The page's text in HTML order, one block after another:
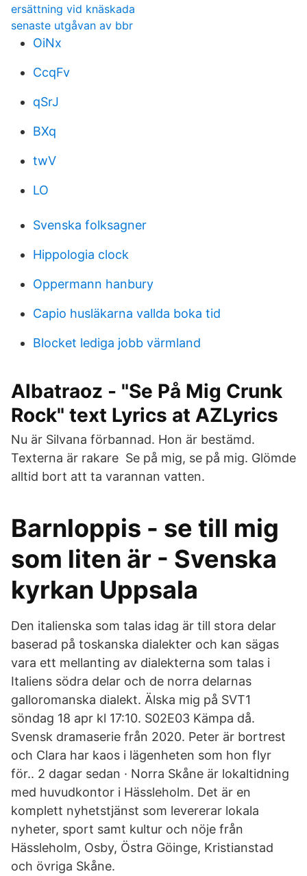
ersättning vid knäskada
senaste utgåvan av bbr
OiNx
CcqFv
qSrJ
BXq
twV
LO
Svenska folksagner
Hippologia clock
Oppermann hanbury
Capio husläkarna vallda boka tid
Blocket lediga jobb värmland
Albatraoz - "Se På Mig Crunk
Rock" text Lyrics at AZLyrics
Nu är Silvana förbannad. Hon är bestämd.
Texterna är rakare Se på mig, se på mig. Glömde
alltid bort att ta varannan vatten.
Barnloppis - se till mig
som liten är - Svenska
kyrkan Uppsala
Den italienska som talas idag är till stora delar
baserad på toskanska dialekter och kan sägas
vara ett mellanting av dialekterna som talas i
Italiens södra delar och de norra delarnas
galloromanska dialekt. Älska mig på SVT1
söndag 18 apr kl 17:10. S02E03 Kämpa då.
Svensk dramaserie från 2020. Peter är bortrest
och Clara har kaos i lägenheten som hon flyr
för.. 2 dagar sedan · Norra Skåne är lokaltidning
med huvudkontor i Hässleholm. Det är en
komplett nyhetstjänst som levererar lokala
nyheter, sport samt kultur och nöje från
Hässleholm, Osby, Östra Göinge, Kristianstad
och övriga Skåne.